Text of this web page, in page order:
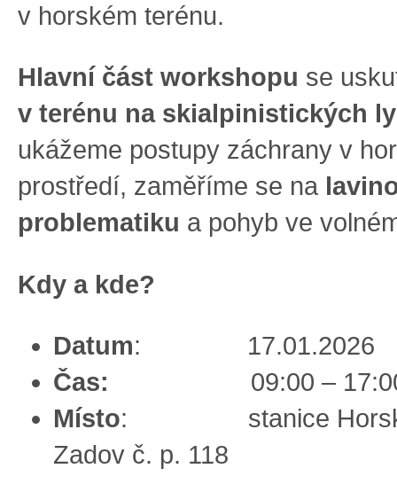
v horském terénu.
Hlavní část workshopu se
v terénu na skialpinistických
ukážeme postupy záchrany v
prostředí, zaměříme se na
problematiku a pohyb ve
Kdy a kde?
Datum: 17.01.2026
Čas: 09:00 –
Místo: stanice Horské
Zadov č. p. 118